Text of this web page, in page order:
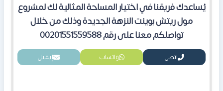
يُساعدك فريقنا في اختيار المساحة المثالية لك لمشروع
مول ريتش بوينت النزهة الجديدة وذلك من خلال
تواصلكم معنا على رقم00201551559588
اتصل واتساب إيميل